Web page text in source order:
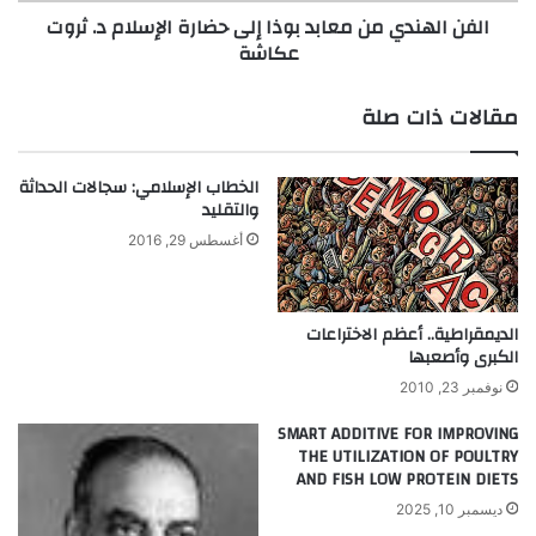
م
ع
ه
ع
ا
ب
د
ب
و
ذ
ا
إ
ل
ى
ض
ا
ر
ة
الفن الهندي من معابد بوذا إلى حضارة الإسلام د. ثروت
عكاشة
مقالات ذات صلة
الديمقراطية.. أعظم الاختراعات
الكبرى وأصعبها
نوفمبر 23, 2010
الخطاب الإسلامي: سجالات الحداثة
والتقليد
أغسطس 29, 2016
SMART ADDITIVE FOR IMPROVING
THE UTILIZATION OF POULTRY
AND FISH LOW PROTEIN DIETS
ديسمبر 10, 2025